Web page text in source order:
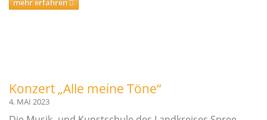
mehr erfahren
Konzert „Alle meine Töne“
4. MAI 2023